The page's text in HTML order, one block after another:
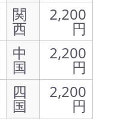
関
西
2,200
円
中
国
2,200
円
四
国
2,200
円